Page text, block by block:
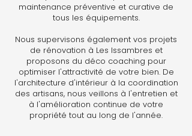
maintenance préventive et curative de
tous les équipements.
Nous supervisons également vos projets
de rénovation à Les Issambres et
proposons du déco coaching pour
optimiser l'attractivité de votre bien. De
l'architecture d'intérieur à la coordination
des artisans, nous veillons à l'entretien et
à l'amélioration continue de votre
propriété tout au long de l'année.